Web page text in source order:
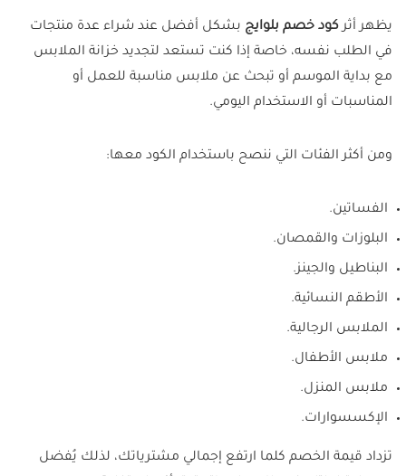
يظهر أثركود خصم بلوايج بشكل أفضل عند شراء عدة منتجات
في الطلب نفسه، خاصة إذا كنت تستعد لتجديد خزانة الملابس
مع بداية الموسم أو تبحث عن ملابس مناسبة للعمل أو
المناسبات أو الاستخدام اليومي.
ومن أكثر الفئات التي ننصح باستخدام الكود معها:
الفساتين.
البلوزات والقمصان.
البناطيل والجينز.
الأطقم النسائية.
الملابس الرجالية.
ملابس الأطفال.
ملابس المنزل.
الإكسسوارات.
تزداد قيمة الخصم كلما ارتفع إجمالي مشترياتك، لذلك يُفضل